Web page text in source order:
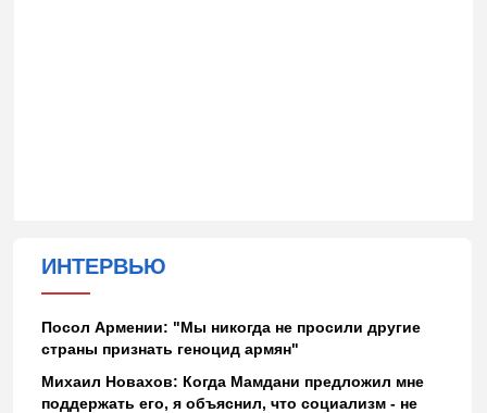
ИНТЕРВЬЮ
Посол Армении: "Мы никогда не просили другие
страны признать геноцид армян"
Михаил Новахов: Когда Мамдани предложил мне
поддержать его, я объяснил, что социализм - не